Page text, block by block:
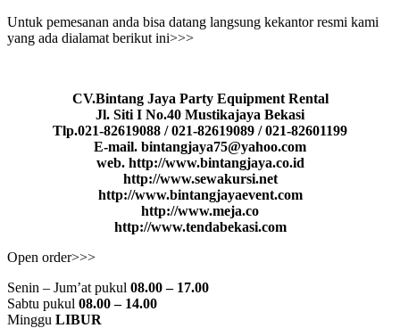
Untuk pemesanan anda bisa datang langsung kekantor resmi kami
yang ada dialamat berikut ini>>>
CV.Bintang Jaya Party Equipment Rental
Jl. Siti I No.40 Mustikajaya Bekasi
Tlp.021-82619088 / 021-82619089 / 021-82601199
E-mail. bintangjaya75@yahoo.com
web. http://www.bintangjaya.co.id
http://www.sewakursi.net
http://www.bintangjayaevent.com
http://www.meja.co
http://www.tendabekasi.com
Open order>>>
Senin – Jum’at pukul 08.00 – 17.00
Sabtu pukul 08.00 – 14.00
Minggu LIBUR